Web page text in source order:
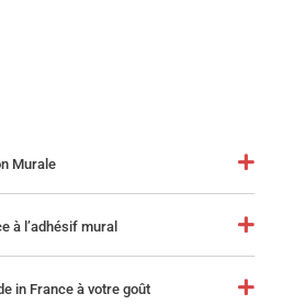
Murale
à l’adhésif mural
in France à votre goût